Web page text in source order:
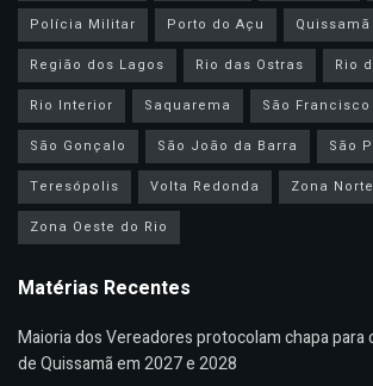
Polícia Militar
Porto do Açu
Quissamã
Região dos Lagos
Rio das Ostras
Rio
Rio Interior
Saquarema
São
São Gonçalo
São João da Barra
São
Teresópolis
Volta Redonda
Zona
Zona Oeste do Rio
Matérias Recentes
Maioria dos Vereadores protocolam chapa para
de Quissamã em 2027 e 2028